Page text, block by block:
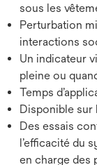
sous les
Perturbation
interactions
Un indicateur
pleine ou
Temps
Disponible sur
Des essais
l’efficacité du
en charge des